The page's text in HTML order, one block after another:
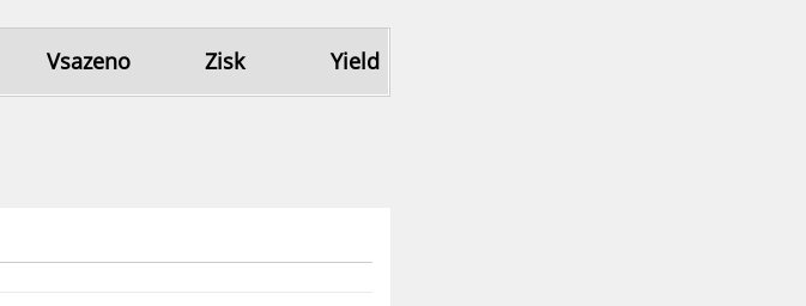
Vsazeno Zisk Yield